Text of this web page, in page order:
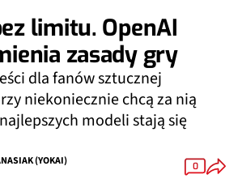
limitu. OpenAI
zasady gry
dla fanów sztucznej
niekoniecznie chcą za nią
modeli stają się
(YOKAI)
0